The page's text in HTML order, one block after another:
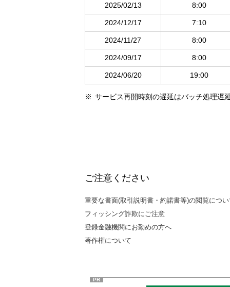
2025/02/13 8:00
2024/12/17 7:10
2024/11/27 8:00
2024/09/17 8:00
2024/06/20 19:00
サービス再開時刻の遅延はバッチ処理遅
ご注意ください
重要な書面(取引説明書・約諾書等)の閲覧につ
フィッシング詐欺にご注意
登録金融機関にお勤めの方へ
著作権について
PR